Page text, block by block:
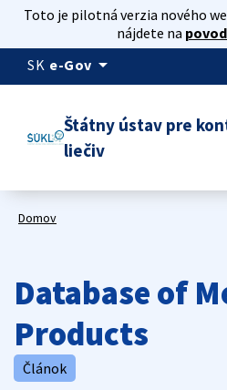
Toto je pilotná verzia nového
nájdete na
SK e-Gov arrow_drop_down
Štátny ústav pre
liečiv
Domov
Database of
Products
Článok